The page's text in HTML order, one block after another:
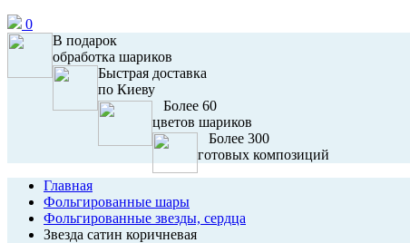
0
В подарок
обработка шариков
Быстрая доставка
по Киеву
Более 60
цветов шариков
Более 300
готовых композиций
Главная
Фольгированные шары
Фольгированные звезды, сердца
Звезда сатин коричневая